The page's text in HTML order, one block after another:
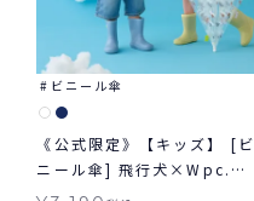
ビニール傘
《公式限定》【キッズ】 [ビ
ニール傘] 飛行犬×Wpc.
KIDS 空飛ぶワンブレラ キッ